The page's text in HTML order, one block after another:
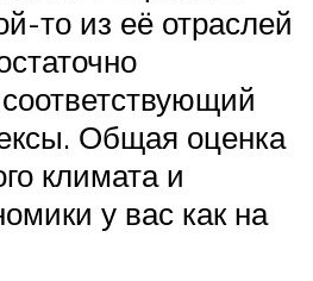
то из её отраслей
Общая оценка
климата и
у вас как на